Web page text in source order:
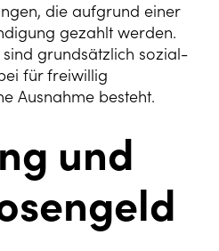
die aufgrund einer
gezahlt werden.
grundsätzlich so­zial­
für freiwillig
Ausnahme besteht.
und